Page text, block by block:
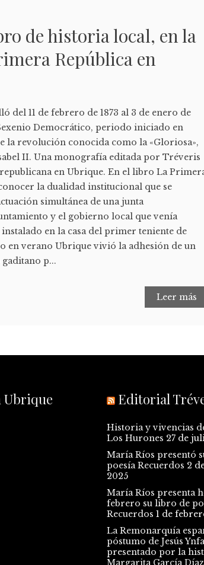
de historia local, en la
República en
del 11 de febrero de 1873 al 3 de enero de
Democrático, periodo iniciado en
la revolución conocida como la «Gloriosa»,
II. Una monografía editada por Tréveris
en Ubrique. En el libro La
la dualidad institucional que se
simultánea de una junta
y el gobierno local que venía
en la casa del primer teniente de
en verano Ubrique vivió la adhesión de un
p...
Leer más
Ubrique Editorial
Historia y vivencias
Los Hurones 27 de
María Ríos presentó
poesía Recuerdos 2
2025
María Ríos presenta
febrero su libro de
Recuerdos 1 de
La Remonarquía
póstumo de Jesús
presentado por la
Margarita García Díaz